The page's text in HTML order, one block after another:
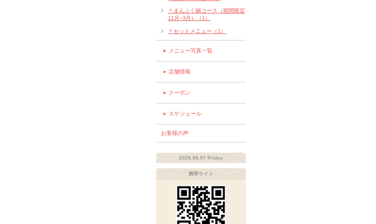
＊まんぷく鍋コース（期間限定
11月~3月）（1）
＊セットメニュー（1）
メニュー写真一覧
店舗情報
クーポン
スケジュール
お客様の声
2026.08.07 Friday
携帯サイト